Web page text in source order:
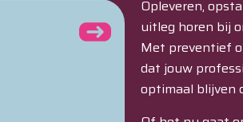
Opleveren,
uitleg horen bij
Met preventief
dat jouw
optimaal blijven